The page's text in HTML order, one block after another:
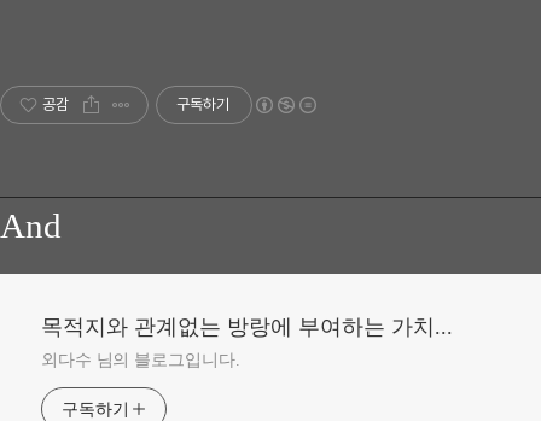
공감 구독하기
And
목적지와 관계없는 방랑에 부여하는 가치...
외다수 님의 블로그입니다.
구독하기